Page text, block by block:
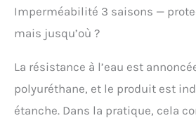
Imperméabilité 3 saisons —
mais jusqu’où ?
La résistance à l’eau est
polyuréthane, et le produit est
étanche. Dans la pratique, cela